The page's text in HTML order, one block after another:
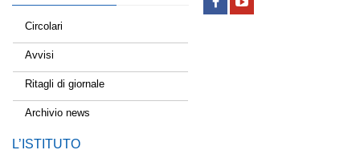
Circolari
Avvisi
Ritagli di giornale
Archivio news
L’ISTITUTO